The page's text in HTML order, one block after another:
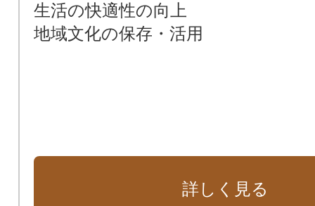
生活の快適性の向上
地域文化の保存・活用
詳しく見る